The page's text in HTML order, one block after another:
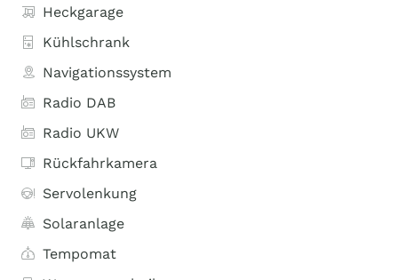
Heckgarage
Kühlschrank
Navigationssystem
Radio DAB
Radio UKW
Rückfahrkamera
Servolenkung
Solaranlage
Tempomat